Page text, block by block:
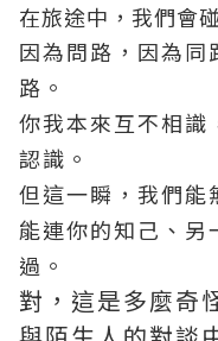
在旅途中，我們會
因為問路，因為同
路。
你我本來互不相識
認識。
但這一瞬，我們能
能連你的知己、另
過。
對，這是多麼奇